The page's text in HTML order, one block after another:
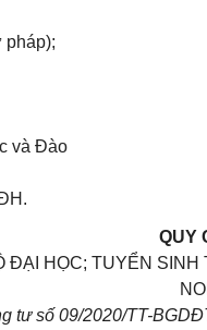
pháp);
và Đào
QUY
ĐẠI HỌC; TUYỂN
tư số 09/2020/TT-